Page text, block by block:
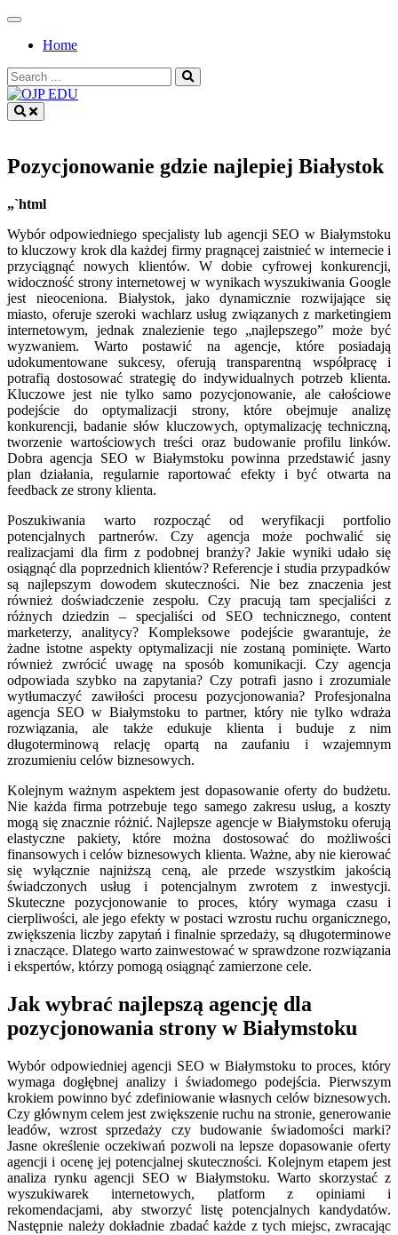
Skip
contentHome
Search
for:
Pozycjonowanie gdzie najlepiej Białystok
„`html
Wybór odpowiedniego specjalisty lub agencji SEO w Białymstoku
to kluczowy krok dla każdej firmy pragnącej zaistnieć w internecie i
przyciągnąć nowych klientów. W dobie cyfrowej konkurencji,
widoczność strony internetowej w wynikach wyszukiwania Google
jest nieoceniona. Białystok, jako dynamicznie rozwijające się
miasto, oferuje szeroki wachlarz usług związanych z marketingiem
internetowym, jednak znalezienie tego „najlepszego” może być
wyzwaniem. Warto postawić na agencje, które posiadają
udokumentowane sukcesy, oferują transparentną współpracę i
potrafią dostosować strategię do indywidualnych potrzeb klienta.
Kluczowe jest nie tylko samo pozycjonowanie, ale całościowe
podejście do optymalizacji strony, które obejmuje analizę
konkurencji, badanie słów kluczowych, optymalizację techniczną,
tworzenie wartościowych treści oraz budowanie profilu linków.
Dobra agencja SEO w Białymstoku powinna przedstawić jasny
plan działania, regularnie raportować efekty i być otwarta na
feedback ze strony klienta.
Poszukiwania warto rozpocząć od weryfikacji portfolio
potencjalnych partnerów. Czy agencja może pochwalić się
realizacjami dla firm z podobnej branży? Jakie wyniki udało się
osiągnąć dla poprzednich klientów? Referencje i studia przypadków
są najlepszym dowodem skuteczności. Nie bez znaczenia jest
również doświadczenie zespołu. Czy pracują tam specjaliści z
różnych dziedzin – specjaliści od SEO technicznego, content
marketerzy, analitycy? Kompleksowe podejście gwarantuje, że
żadne istotne aspekty optymalizacji nie zostaną pominięte. Warto
również zwrócić uwagę na sposób komunikacji. Czy agencja
odpowiada szybko na zapytania? Czy potrafi jasno i zrozumiale
wytłumaczyć zawiłości procesu pozycjonowania? Profesjonalna
agencja SEO w Białymstoku to partner, który nie tylko wdraża
rozwiązania, ale także edukuje klienta i buduje z nim
długoterminową relację opartą na zaufaniu i wzajemnym
zrozumieniu celów biznesowych.
Kolejnym ważnym aspektem jest dopasowanie oferty do budżetu.
Nie każda firma potrzebuje tego samego zakresu usług, a koszty
mogą się znacznie różnić. Najlepsze agencje w Białymstoku oferują
elastyczne pakiety, które można dostosować do możliwości
finansowych i celów biznesowych klienta. Ważne, aby nie kierować
się wyłącznie najniższą ceną, ale przede wszystkim jakością
świadczonych usług i potencjalnym zwrotem z inwestycji.
Skuteczne pozycjonowanie to proces, który wymaga czasu i
cierpliwości, ale jego efekty w postaci wzrostu ruchu organicznego,
zwiększenia liczby zapytań i finalnie sprzedaży, są długoterminowe
i znaczące. Dlatego warto zainwestować w sprawdzone rozwiązania
i ekspertów, którzy pomogą osiągnąć zamierzone cele.
Jak wybrać najlepszą agencję dla
pozycjonowania strony w Białymstoku
Wybór odpowiedniej agencji SEO w Białymstoku to proces, który
wymaga dogłębnej analizy i świadomego podejścia. Pierwszym
krokiem powinno być zdefiniowanie własnych celów biznesowych.
Czy głównym celem jest zwiększenie ruchu na stronie, generowanie
leadów, wzrost sprzedaży czy budowanie świadomości marki?
Jasne określenie oczekiwań pozwoli na lepsze dopasowanie oferty
agencji i ocenę jej potencjalnej skuteczności. Kolejnym etapem jest
analiza rynku agencji SEO w Białymstoku. Warto skorzystać z
wyszukiwarek internetowych, platform z opiniami i
rekomendacjami, aby stworzyć listę potencjalnych kandydatów.
Następnie należy dokładnie zbadać każde z tych miejsc, zwracając